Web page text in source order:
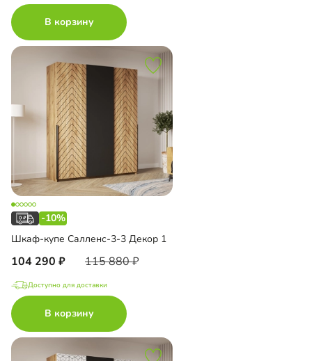
В корзину
-10%
Шкаф-купе Салленс-3-3 Декор 1
104 290 115 880
Доступно для доставки
В корзину